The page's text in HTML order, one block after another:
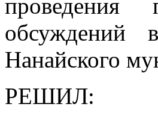
проведения
обсуждений
Нанайского
РЕШИЛ: